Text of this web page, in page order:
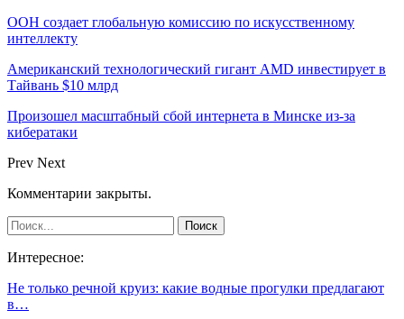
ООН создает глобальную комиссию по искусственному
интеллекту
Американский технологический гигант AMD инвестирует в
Тайвань $10 млрд
Произошел масштабный сбой интернета в Минске из-за
кибератаки
Prev Next
Комментарии закрыты.
Интересное:
Не только речной круиз: какие водные прогулки предлагают
в…